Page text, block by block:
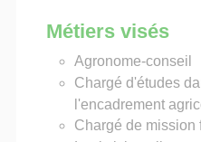
Métiers visés
Agronome-conseil
Chargé d'études
l'encadrement
Chargé de mission